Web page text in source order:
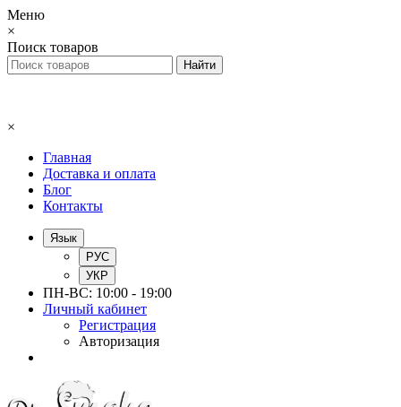
Меню
×
Поиск товаров
×
Главная
Доставка и оплата
Блог
Контакты
Язык
РУС
УКР
ПН-ВС: 10:00 - 19:00
Личный кабинет
Регистрация
Авторизация